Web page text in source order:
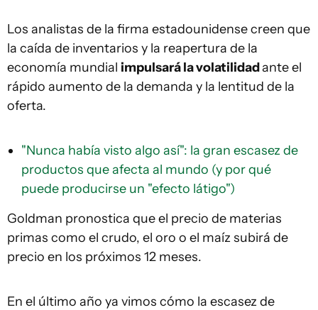
Los analistas de la firma estadounidense creen que
la caída de inventarios y la reapertura de la
economía mundial impulsará la volatilidadante el
rápido aumento de la demanda y la lentitud de la
oferta.
"Nunca había visto algo así": la gran escasez de
productos que afecta al mundo (y por qué
puede producirse un "efecto látigo")
Goldman pronostica que el precio de materias
primas como el crudo, el oro o el maíz subirá de
precio en los próximos 12 meses.
En el último año ya vimos cómo la escasez de